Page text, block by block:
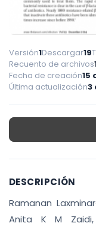
Versión1Descargar19
Recuento de archivos
Fecha de creación15
Última actualización3
DESCRIPCIÓN
Ramanan
Anita K M